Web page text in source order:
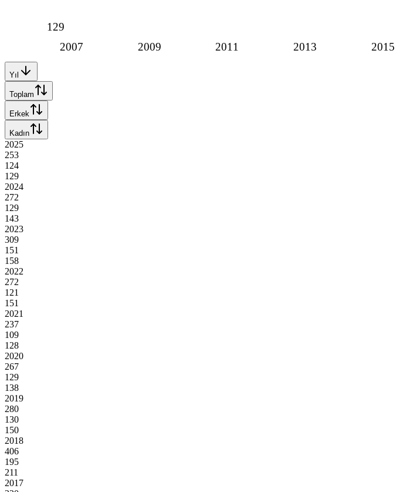
2007 2009 2011 2013 2015
129
Yıl
Toplam
Erkek
Kadın
2025
253
124
129
2024
272
129
143
2023
309
151
158
2022
272
121
151
2021
237
109
128
2020
267
129
138
2019
280
130
150
2018
406
195
211
2017